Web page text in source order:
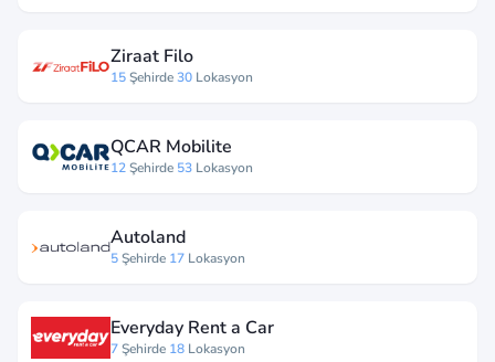
Ziraat Filo
15Şehirde30 Lokasyon
QCAR Mobilite
12Şehirde 53 Lokasyon
Autoland
5Şehirde 17 Lokasyon
Everyday Rent a Car
7Şehirde 18 Lokasyon